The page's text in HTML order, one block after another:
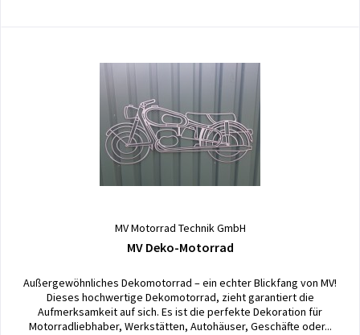
MV Motorrad Technik GmbH
MV Deko-Motorrad
Außergewöhnliches Dekomotorrad – ein echter Blickfang von MV!
Dieses hochwertige Dekomotorrad, zieht garantiert die
Aufmerksamkeit auf sich. Es ist die perfekte Dekoration für
Motorradliebhaber, Werkstätten, Autohäuser, Geschäfte oder...